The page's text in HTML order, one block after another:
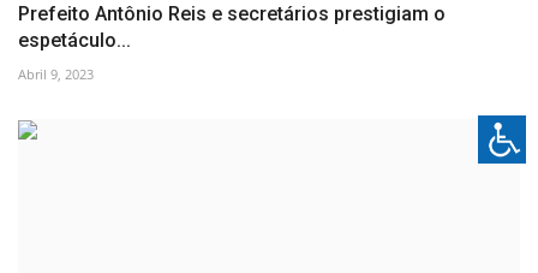
Prefeito Antônio Reis e secretários prestigiam o
espetáculo...
Abril 9, 2023